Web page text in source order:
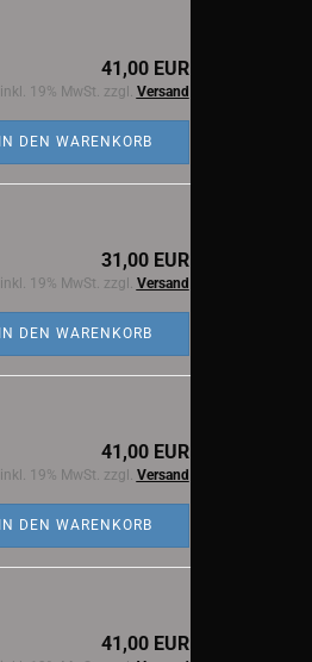
41,00 EUR
inkl. 19% MwSt. zzgl. Versand
IN DEN WARENKORB
31,00 EUR
inkl. 19% MwSt. zzgl. Versand
IN DEN WARENKORB
41,00 EUR
inkl. 19% MwSt. zzgl. Versand
IN DEN WARENKORB
41,00 EUR